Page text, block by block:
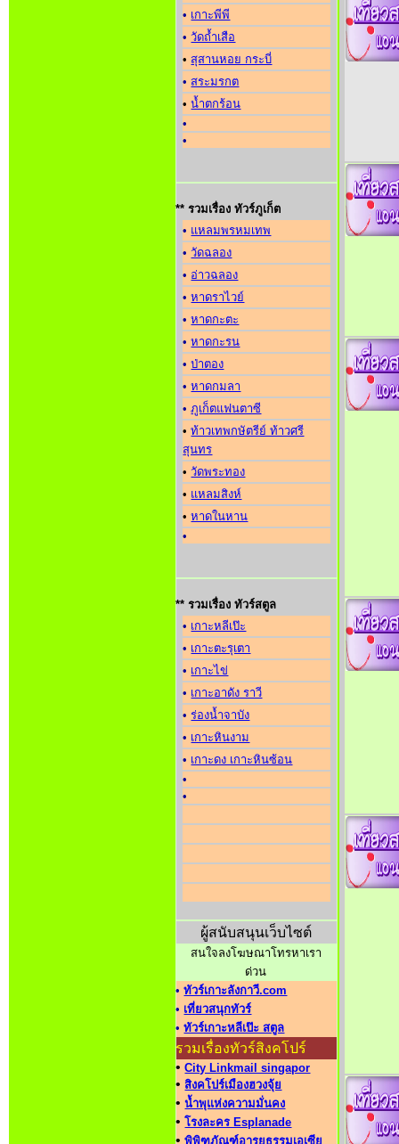
• เกาะพีพี
•วัดถ้ำเสือ
•สุสานหอย กระบี่
•สระมรกต
•น้ำตกร้อน
•
•
** รวมเรื่อง ทัวร์ภูเก็ต
• แหลมพรหมเทพ
• วัดฉลอง
• อ่าวฉลอง
• หาดราไวย์
• หาดกะตะ
• หาดกะรน
• ป่าตอง
• หาดกมลา
•ภูเก็ตแฟนตาซี
•ท้าวเทพกษัตรีย์ ท้าวศรี
สุนทร
•วัดพระทอง
• แหลมสิงห์
•หาดในหาน
•
** รวมเรื่อง ทัวร์สตูล
• เกาะหลีเป๊ะ
• เกาะตะรุเตา
• เกาะไข่
• เกาะอาดัง ราวี
• ร่องน้ำจาบัง
• เกาะหินงาม
• เกาะดง เกาะหินซ้อน
•
•
ผู้สนับสนุนเว็บไซต์
สนใจลงโฆษณาโทรหาเรา
ด่วน
•ทัวร์เกาะลังกาวี.com
• เที่ยวสนุกทัวร์
• ทัวร์เกาะหลีเป๊ะ สตูล
รวมเรื่องทัวร์สิงคโปร์
•City Linkmail singapor
•สิงคโปร์เมืองฮวงจุ้ย
•น้ำพุแห่งความมั่นคง
•โรงละคร Esplanade
•พิพิฑภัณฑ์อารยธรรมเอเซีย